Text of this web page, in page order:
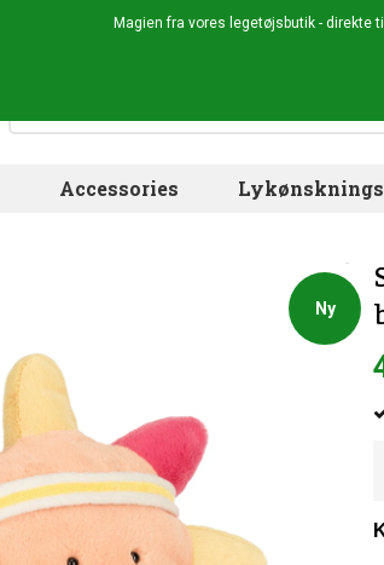
Magien fra vores legetøjsbutik - direkte
Accessories
Ny